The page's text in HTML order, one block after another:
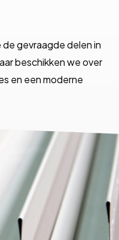
gevraagde delen in
beschikken we over
en een moderne